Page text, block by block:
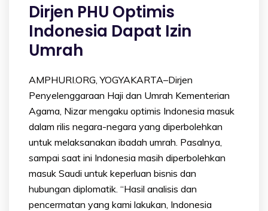
Dirjen PHU Optimis
Indonesia Dapat Izin
Umrah
AMPHURI.ORG, YOGYAKARTA–Dirjen
Penyelenggaraan Haji dan Umrah Kementerian
Agama, Nizar mengaku optimis Indonesia masuk
dalam rilis negara-negara yang diperbolehkan
untuk melaksanakan ibadah umrah. Pasalnya,
sampai saat ini Indonesia masih diperbolehkan
masuk Saudi untuk keperluan bisnis dan
hubungan diplomatik. “Hasil analisis dan
pencermatan yang kami lakukan, Indonesia